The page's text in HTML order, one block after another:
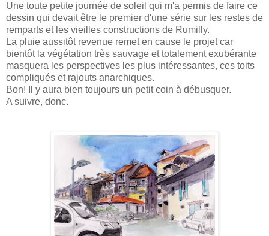
Une toute petite journée de soleil qui m'a permis de faire ce
dessin qui devait être le premier d'une série sur les restes de
remparts et les vieilles constructions de Rumilly.
La pluie aussitôt revenue remet en cause le projet car
bientôt la végétation très sauvage et totalement exubérante
masquera les perspectives les plus intéressantes, ces toits
compliqués et rajouts anarchiques.
Bon! Il y aura bien toujours un petit coin à débusquer.
A suivre, donc.